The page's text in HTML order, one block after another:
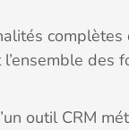
des
outil CRM